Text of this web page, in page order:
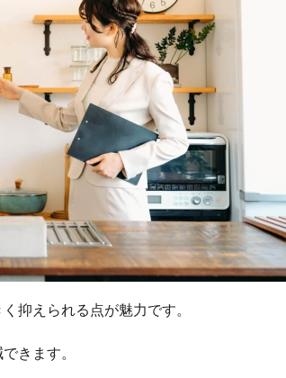
抑えられる点が魅力です。
きます。